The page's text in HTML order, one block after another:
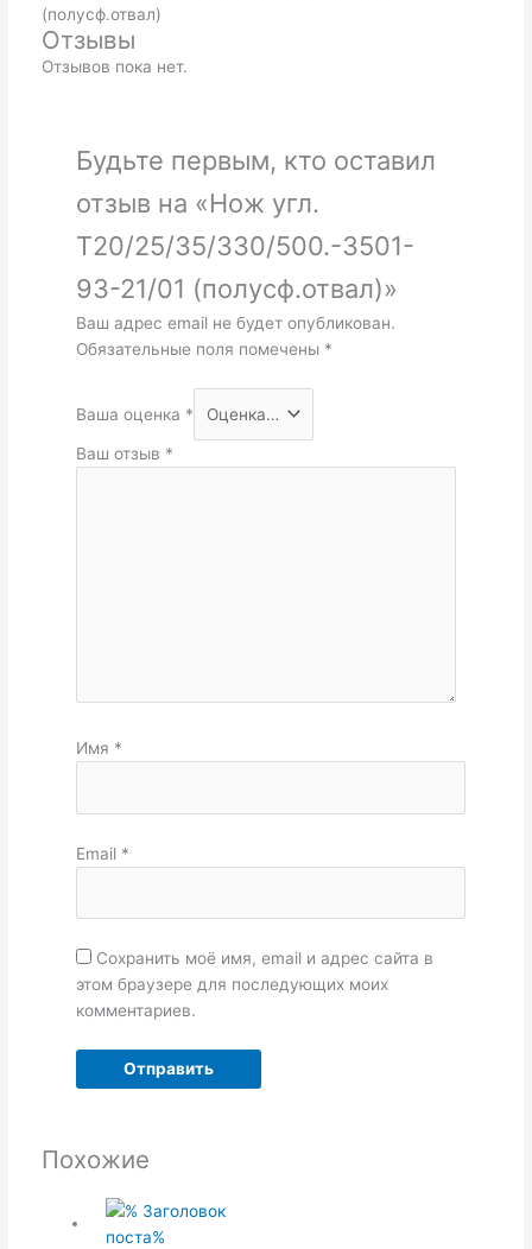
(полусф.отвал)
Отзывы
Отзывов пока нет.
Будьте первым, кто оставил
отзыв на «Нож угл.
Т20/25/35/330/500.-3501-
93-21/01 (полусф.отвал)»
Ваш адрес email не будет опубликован.
Обязательные поля помечены *
Ваша оценка *
Ваш отзыв *
Имя *
Email *
Сохранить моё имя, email и адрес сайта в
этом браузере для последующих моих
комментариев.
Похожие